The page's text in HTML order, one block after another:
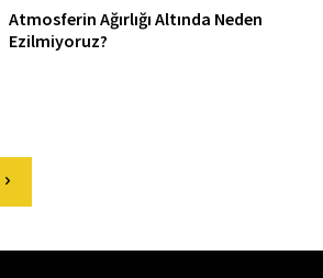
Atmosferin Ağırlığı Altında Neden
Ezilmiyoruz?